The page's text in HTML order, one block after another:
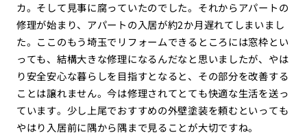
カ。そして見事に腐っていたのでした。それからアパートの
修理が始まり、アパートの入居が約2か月遅れてしまいまし
た。ここのもう埼玉でリフォームできるところには窓枠とい
っても、結構大きな修理になるんだなと思いましたが、やは
り安全安心な暮らしを目指すとなると、その部分を改善する
ことは譲れません。今は修理されてとても快適な生活を送っ
ています。少し上尾でおすすめの外壁塗装を頼むといっても
やはり入居前に隅から隅まで見ることが大切ですね。